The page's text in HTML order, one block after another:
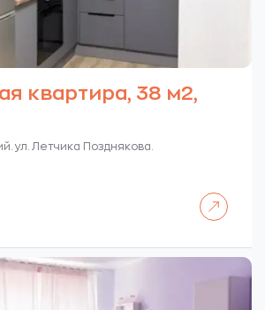
квартира, 38 м2,
ул. Летчика Позднякова.